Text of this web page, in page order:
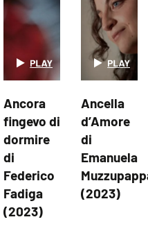
Ancora
fingevo di
dormire
di
Federico
Fadiga
(2023)
Ancella
d’Amore
di
Emanuela
(2023)